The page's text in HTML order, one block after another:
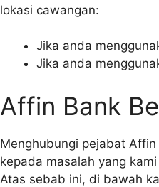
lokasi cawangan:
Jika anda
Jika anda
Affin Bank
Menghubungi pejabat
kepada masalah yang
Atas sebab ini, di bawah